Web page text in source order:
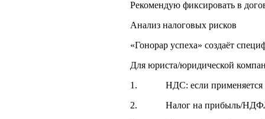
Рекомендую фиксировать в
Анализ налоговых рисков
«Гонорар успеха» создаёт
Для юриста/юридической
1. НДС: если применяется
2. Налог на прибыль/НДФЛ: